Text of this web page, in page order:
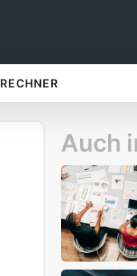
RECHNER
Auch